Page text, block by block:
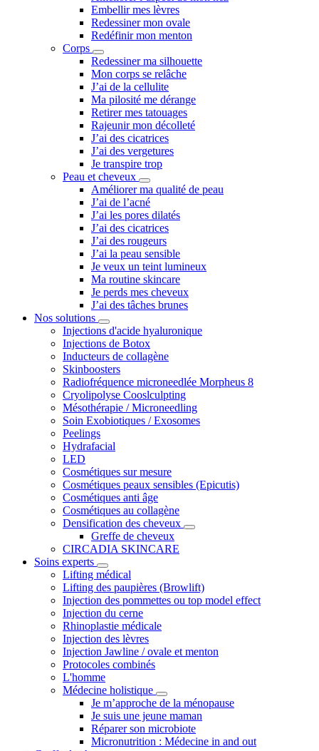
Embellir mes lèvres
Redessiner mon ovale
Redéfinir mon menton
Corps
Redessiner ma silhouette
Mon corps se relâche
J’ai de la cellulite
Ma pilosité me dérange
Retirer mes tatouages
Rajeunir mon décolleté
J’ai des cicatrices
J’ai des vergetures
Je transpire trop
Peau et cheveux
Améliorer ma qualité de peau
J’ai de l’acné
J’ai les pores dilatés
J’ai des cicatrices
J’ai des rougeurs
J’ai la peau sensible
Je veux un teint lumineux
Ma routine skincare
Je perds mes cheveux
J’ai des tâches brunes
Nos solutions
Injections d'acide hyaluronique
Injections de Botox
Inducteurs de collagène
Skinboosters
Radiofréquence microneedlée Morpheus 8
Cryolipolyse Cooslculpting
Mésothérapie / Microneedling
Soin Exobiotiques / Exosomes
Peelings
Hydrafacial
LED
Cosmétiques sur mesure
Cosmétiques peaux sensibles (Epicutis)
Cosmétiques anti âge
Cosmétiques au collagène
Densification des cheveux
Greffe de cheveux
CIRCADIA SKINCARE
Soins experts
Lifting médical
Lifting des paupières (Browlift)
Injection des pommettes ou top model effect
Injection du cerne
Rhinoplastie médicale
Injection des lèvres
Injection Jawline / ovale et menton
Protocoles combinés
L'homme
Médecine holistique
Je m’approche de la ménopause
Je suis une jeune maman
Réparer son microbiote
Micronutrition : Médecine in and out